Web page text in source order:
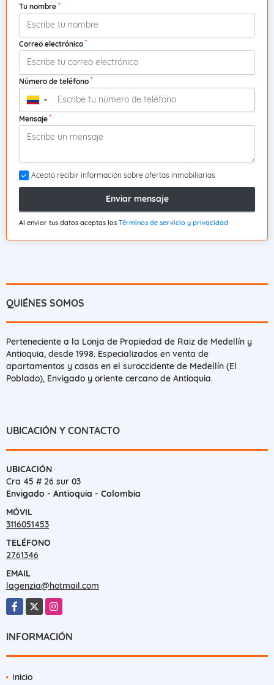
Tu nombre *
Correo electrónico *
Número de teléfono *
▼
Mensaje *
Acepto recibir información sobre ofertas inmobiliarias
Enviar mensaje
Al enviar tus datos aceptas los Términos de servicio y privacidad
QUIÉNES SOMOS
Perteneciente a la Lonja de Propiedad de Raiz de Medellín y
Antioquia, desde 1998. Especializados en venta de
apartamentos y casas en el suroccidente de Medellín (El
Poblado), Envigado y oriente cercano de Antioquia.
UBICACIÓN Y CONTACTO
UBICACIÓN
Cra 45 # 26 sur 03
Envigado - Antioquia - Colombia
MÓVIL
3116051453
TELÉFONO
2761346
EMAIL
lagenzia@hotmail.com
Facebook
X Instagram
INFORMACIÓN
Inicio